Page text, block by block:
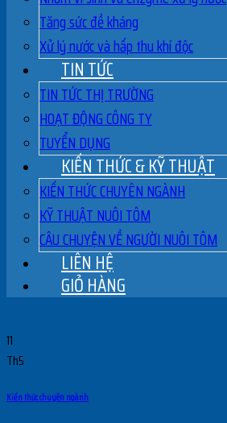
Tăng sức đề kháng
Xử lý nước và hấp thu khí độc
TIN TỨC
TIN TỨC THỊ TRƯỜNG
HOẠT ĐỘNG CÔNG TY
TUYỂN DỤNG
KIẾN THỨC & KỸ THUẬT
KIẾN THỨC CHUYÊN NGÀNH
KỸ THUẬT NUÔI TÔM
CÂU CHUYỆN VỀ NGƯỜI NUÔI TÔM
LIÊN HỆ
GIỎ HÀNG
11
Th5
Kiến thức chuyên ngành